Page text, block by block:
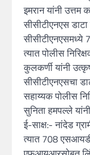
इमरान यांनी उत्तम
सीसीटीएनएस
त्यात पोलीस
कुलकर्णी यांनी
सीसीटीएनएसचा
सहाय्यक पोलीस
सुनिता हमपल्ले
ई-साक्ष:- नांदेड
त्यात 708